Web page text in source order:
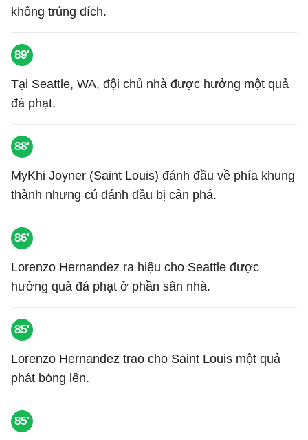
không trúng đích.
89'
Tại Seattle, WA, đội chủ nhà được hưởng một quả
đá phạt.
88'
MyKhi Joyner (Saint Louis) đánh đầu về phía khung
thành nhưng cú đánh đầu bị cản phá.
86'
Lorenzo Hernandez ra hiệu cho Seattle được
hưởng quả đá phạt ở phần sân nhà.
85'
Lorenzo Hernandez trao cho Saint Louis một quả
phát bóng lên.
85'